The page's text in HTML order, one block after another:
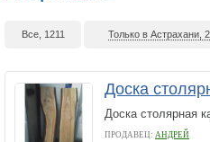
Все, 1211 Только в Астрахани, 2
Доска
Доска столярная
ПРОДАВЕЦ: АНДРЕЙ